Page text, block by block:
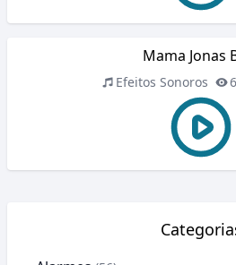
Mama Jonas
Efeitos Sonoros